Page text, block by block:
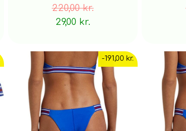
220,00 kr.
29,00 kr.
-191,00 kr.